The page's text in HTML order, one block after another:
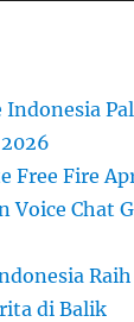
Indonesia
Free Fire
Voice Chat
di Balik